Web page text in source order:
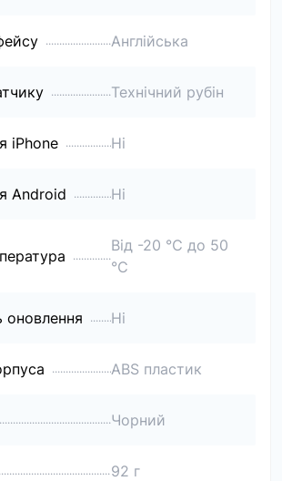
Англійська
Технічний рубін
iPhone Ні
Android Ні
Від -20 ℃ до 50
℃
оновлення Ні
ABS пластик
Чорний
92 г